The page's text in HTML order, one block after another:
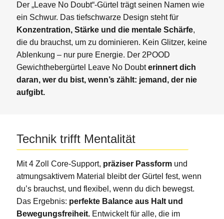
Der „Leave No Doubt“-Gürtel trägt seinen Namen wie
ein Schwur. Das tiefschwarze Design steht für
Konzentration, Stärke und die mentale Schärfe,
die du brauchst, um zu dominieren. Kein Glitzer, keine
Ablenkung – nur pure Energie. Der 2POOD
Gewichthebergürtel Leave No Doubterinnert dich
daran, wer du bist, wenn’s zählt: jemand, der nie
aufgibt.
Technik trifft Mentalität
Mit 4 Zoll Core-Support, präziser Passformund
atmungsaktivem Material bleibt der Gürtel fest, wenn
du’s brauchst, und flexibel, wenn du dich bewegst.
Das Ergebnis: perfekte Balance aus Halt und
Bewegungsfreiheit.Entwickelt für alle, die im